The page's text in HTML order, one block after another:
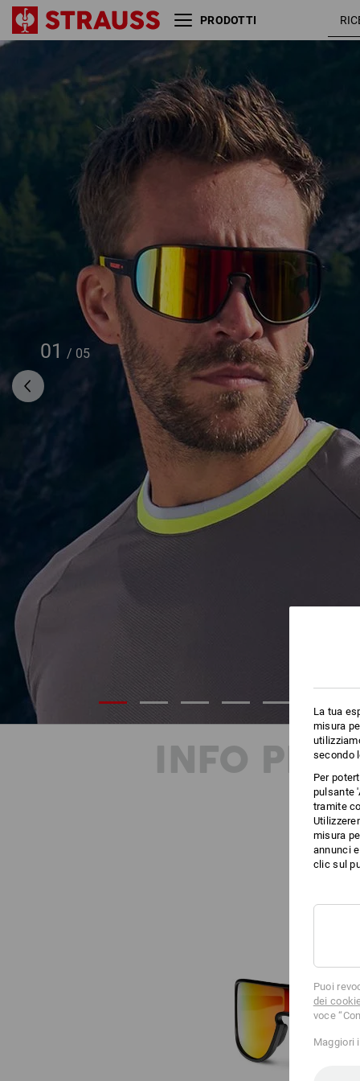
PRODOTTI
01 / 05
Occhiali da sole Race
e.s.ambition
INFO
La tua
misura
secondo
Per
pulsante
tramite
misura
annunci
clic sul
Puoi
dei
voce
Maggiori